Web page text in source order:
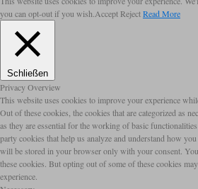
you can opt-out if you wish. AcceptRejectRead More
Schließen
Privacy Overview
This website uses cookies to improve your experience
Out of these cookies, the cookies that are categorized as
as they are essential for the working of basic
party cookies that help us analyze and understand how
will be stored in your browser only with your consent.
these cookies. But opting out of some of these cookies
experience.